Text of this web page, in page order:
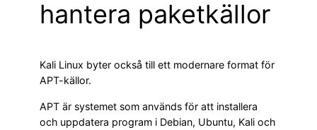
hantera paketkällor
Kali Linux byter också till ett modernare format för
APT-källor.
APT är systemet som används för att installera
och uppdatera program i Debian, Ubuntu, Kali och